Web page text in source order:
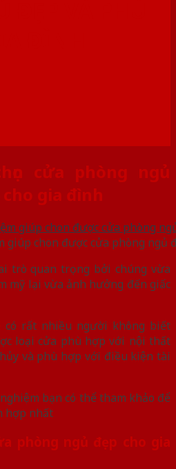
cửa phòng ngủ
gia đình
chon được cửa phòng ngủ
trò quan trọng bởi chúng vừa
mỹ lại vừa ảnh hưởng đến giấc
rất nhiều người không biết
loại cửa phù hợp với nội thất
và phù hợp với điều kiện tài
bạn có thể tham khảo để
hợp nhất
phòng ngủ đẹp cho gia